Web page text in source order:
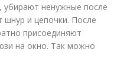
убирают ненужные после
шнур и цепочки. После
присоединяют
на окно. Так можно